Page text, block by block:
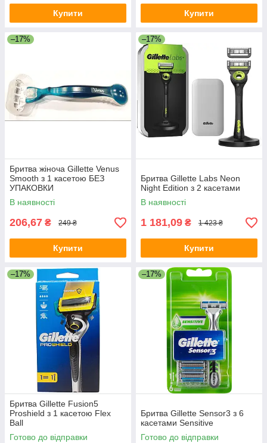
Купити Купити
–17%
Бритва жіноча Gillette Venus
Smooth з 1 касетою БЕЗ
УПАКОВКИ
В наявності
206,67 ₴ 249 ₴
Купити
–17%
Бритва Gillette Labs Neon
Night Edition з 2 касетами
В наявності
1 181,09 ₴ 1 423 ₴
Купити
–17%
Бритва Gillette Fusion5
Proshield з 1 касетою Flex
Ball
Готово до відправки
–17%
Бритва Gillette Sensor3 з 6
касетами Sensitive
Готово до відправки